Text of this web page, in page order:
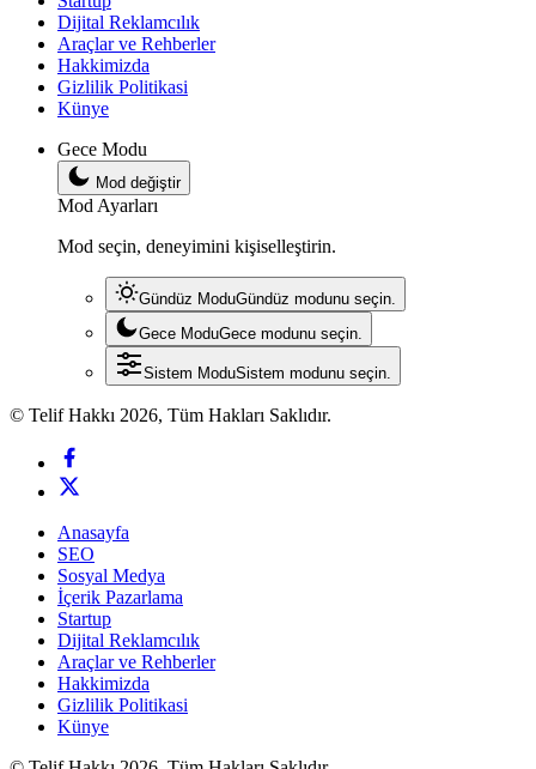
Dijital Reklamcılık
Araçlar ve Rehberler
Hakkimizda
Gizlilik Politikasi
Künye
Gece Modu
Mod değiştir
Mod Ayarları
Mod seçin, deneyimini kişiselleştirin.
Gündüz ModuGündüz modunu seçin.
Gece ModuGece modunu seçin.
Sistem ModuSistem modunu seçin.
© Telif Hakkı 2026, Tüm Hakları Saklıdır.
Anasayfa
SEO
Sosyal Medya
İçerik Pazarlama
Startup
Dijital Reklamcılık
Araçlar ve Rehberler
Hakkimizda
Gizlilik Politikasi
Künye